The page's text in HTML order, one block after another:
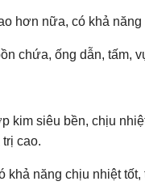
hơn nữa, có khả năng
chứa, ống dẫn, tấm,
kim siêu bền, chịu
cao.
khả năng chịu nhiệt